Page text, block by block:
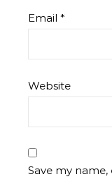
Email *
Website
Save my